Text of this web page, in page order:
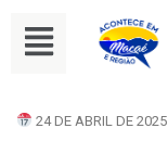
24 DE ABRIL DE 2025